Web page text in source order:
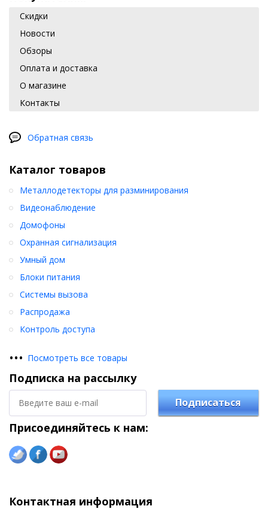
Скидки
Новости
Обзоры
Оплата и доставка
О магазине
Контакты
Обратная связь
Каталог товаров
Металлодетекторы для разминирования
Видеонаблюдение
Домофоны
Охранная сигнализация
Умный дом
Блоки питания
Системы вызова
Распродажа
Контроль доступа
••• Посмотреть все товары
Подписка на рассылку
Подписаться
Присоединяйтесь к нам:
Контактная информация